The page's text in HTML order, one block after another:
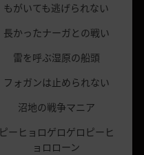
もがいても逃げられない
長かったナーガとの戦い
雷を呼ぶ湿原の船頭
フォガンは止められない
沼地の戦争マニア
ピーヒョロゲロゲロピーヒ
ョロローン